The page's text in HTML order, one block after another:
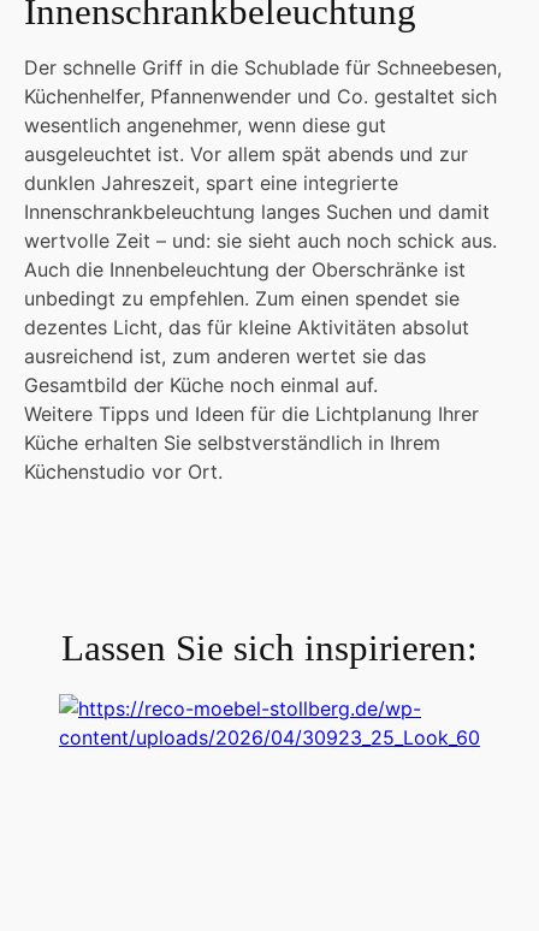
Innenschrankbeleuchtung
Der schnelle Griff in die Schublade für Schneebesen,
Küchenhelfer, Pfannenwender und Co. gestaltet sich
wesentlich angenehmer, wenn diese gut
ausgeleuchtet ist. Vor allem spät abends und zur
dunklen Jahreszeit, spart eine integrierte
Innenschrankbeleuchtung langes Suchen und damit
wertvolle Zeit – und: sie sieht auch noch schick aus.
Auch die Innenbeleuchtung der Oberschränke ist
unbedingt zu empfehlen. Zum einen spendet sie
dezentes Licht, das für kleine Aktivitäten absolut
ausreichend ist, zum anderen wertet sie das
Gesamtbild der Küche noch einmal auf.
Weitere Tipps und Ideen für die Lichtplanung Ihrer
Küche erhalten Sie selbstverständlich in Ihrem
Küchenstudio vor Ort.
Lassen Sie sich inspirieren: